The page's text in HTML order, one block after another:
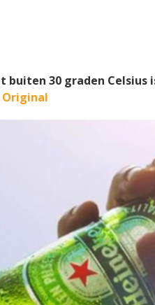
30 graden Celsius
Original